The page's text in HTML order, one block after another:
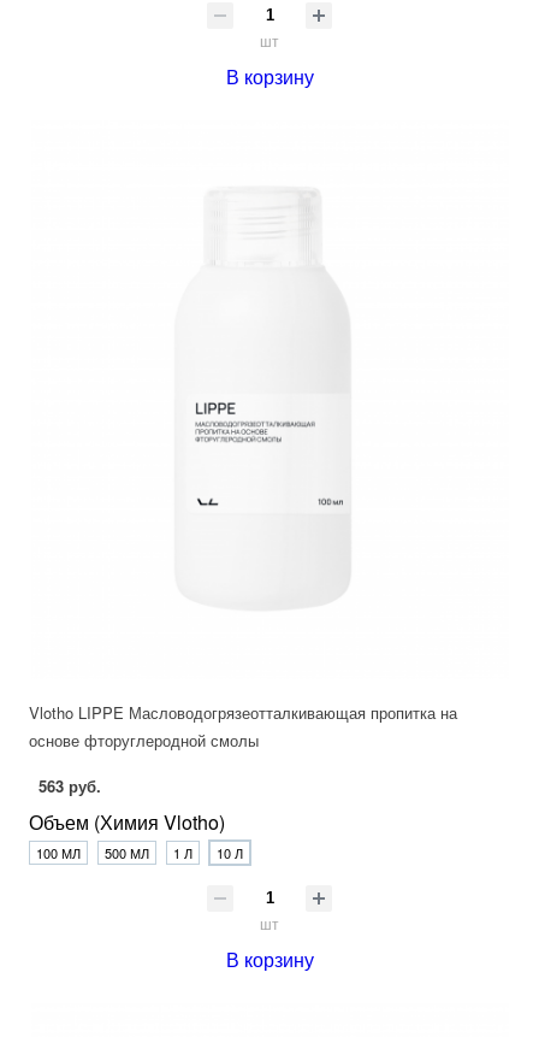
шт
В корзину
Vlotho LIPPE Масловодогрязеотталкивающая пропитка на
основе фторуглеродной смолы
563 руб.
Объем (Химия Vlotho)
100 МЛ 500 МЛ 1 Л 10 Л
шт
В корзину